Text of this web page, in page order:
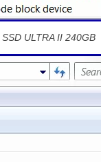
ULTRA II 240GB